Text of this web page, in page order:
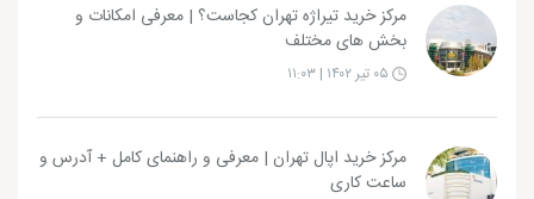
مرکز خرید تیراژه تهران کجاست؟ | معرفی امکانات و
بخش های مختلف
مرکز خرید اپال تهران | معرفی و راهنمای کامل + آدرس و
ساعت کاری